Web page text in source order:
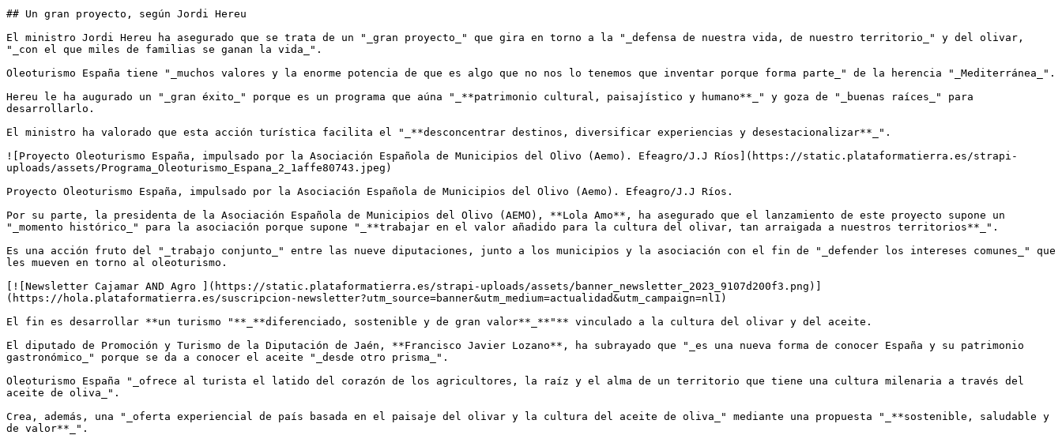
## Un gran proyecto, según Jordi Hereu
El ministro Jordi Hereu ha asegurado que se trata de un "_gran proyecto_" que gira en torno a la "_defensa de nuestra vida, de nuestro territorio_" y del olivar,
"_con el que miles de familias se ganan la vida_".
Oleoturismo España tiene "_muchos valores y la enorme potencia de que es algo que no nos lo tenemos que inventar porque forma parte_" de la herencia "_Mediterránea_".
Hereu le ha augurado un "_gran éxito_" porque es un programa que aúna "_**patrimonio cultural, paisajístico y humano**_" y goza de "_buenas raíces_" para
desarrollarlo.
El ministro ha valorado que esta acción turística facilita el "_**desconcentrar destinos, diversificar experiencias y desestacionalizar**_".
![Proyecto Oleoturismo España, impulsado por la Asociación Española de Municipios del Olivo (Aemo). Efeagro/J.J Ríos](https://static.plataformatierra.es/strapi-
uploads/assets/Programa_Oleoturismo_Espana_2_1affe80743.jpeg)
Proyecto Oleoturismo España, impulsado por la Asociación Española de Municipios del Olivo (Aemo). Efeagro/J.J Ríos.
Por su parte, la presidenta de la Asociación Española de Municipios del Olivo (AEMO), **Lola Amo**, ha asegurado que el lanzamiento de este proyecto supone un
"_momento histórico_" para la asociación porque supone "_**trabajar en el valor añadido para la cultura del olivar, tan arraigada a nuestros territorios**_".
Es una acción fruto del "_trabajo conjunto_" entre las nueve diputaciones, junto a los municipios y la asociación con el fin de "_defender los intereses comunes_" que
les mueven en torno al oleoturismo.
[![Newsletter Cajamar AND Agro ](https://static.plataformatierra.es/strapi-uploads/assets/banner_newsletter_2023_9107d200f3.png)]
(https://hola.plataformatierra.es/suscripcion-newsletter?utm_source=banner&utm_medium=actualidad&utm_campaign=nl1)
El fin es desarrollar **un turismo "**_**diferenciado, sostenible y de gran valor**_**"** vinculado a la cultura del olivar y del aceite.
El diputado de Promoción y Turismo de la Diputación de Jaén, **Francisco Javier Lozano**, ha subrayado que "_es una nueva forma de conocer España y su patrimonio
gastronómico_" porque se da a conocer el aceite "_desde otro prisma_".
Oleoturismo España "_ofrece al turista el latido del corazón de los agricultores, la raíz y el alma de un territorio que tiene una cultura milenaria a través del
aceite de oliva_".
Crea, además, una "_oferta experiencial de país basada en el paisaje del olivar y la cultura del aceite de oliva_" mediante una propuesta "_**sostenible, saludable y
de valor**_".